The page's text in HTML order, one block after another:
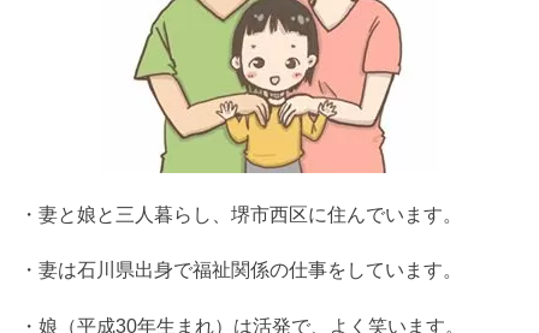
・妻と娘と三人暮らし、堺市西区に住んでいます。
・妻は石川県出身で福祉関係の仕事をしています。
・娘（平成30年生まれ）は活発で、よく笑います。